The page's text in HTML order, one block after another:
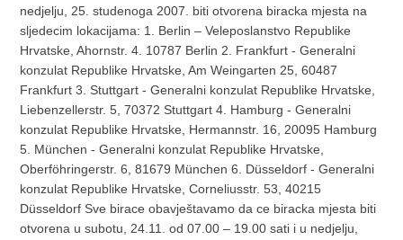
nedjelju, 25. studenoga 2007. biti otvorena biracka mjesta na
sljedecim lokacijama: 1. Berlin – Veleposlanstvo Republike
Hrvatske, Ahornstr. 4. 10787 Berlin 2. Frankfurt - Generalni
konzulat Republike Hrvatske, Am Weingarten 25, 60487
Frankfurt 3. Stuttgart - Generalni konzulat Republike Hrvatske,
Liebenzellerstr. 5, 70372 Stuttgart 4. Hamburg - Generalni
konzulat Republike Hrvatske, Hermannstr. 16, 20095 Hamburg
5. München - Generalni konzulat Republike Hrvatske,
Oberföhringerstr. 6, 81679 München 6. Düsseldorf - Generalni
konzulat Republike Hrvatske, Corneliusstr. 53, 40215
Düsseldorf Sve birace obavještavamo da ce biracka mjesta biti
otvorena u subotu, 24.11. od 07.00 – 19.00 sati i u nedjelju,